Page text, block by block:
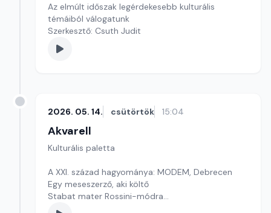
Az elmúlt időszak legérdekesebb kulturális
témáiból válogatunk
Szerkesztő: Csuth Judit
2026. 05. 14. csütörtök 15:04
Akvarell
Kulturális paletta
A XXI. század hagyománya: MODEM, Debrecen
Egy meseszerző, aki költő
Stabat mater Rossini-módra